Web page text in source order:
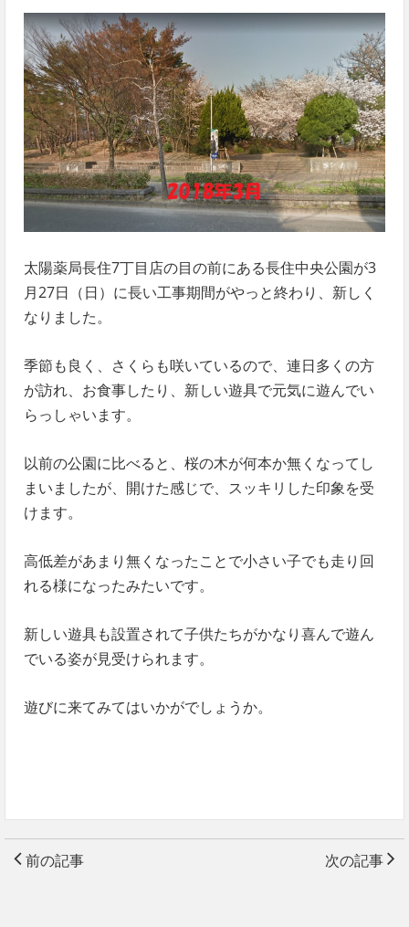
太陽薬局長住7丁目店の目の前にある長住中央公園が3
月27日（日）に長い工事期間がやっと終わり、新しく
なりました。
季節も良く、さくらも咲いているので、連日多くの方
が訪れ、お食事したり、新しい遊具で元気に遊んでい
らっしゃいます。
以前の公園に比べると、桜の木が何本か無くなってし
まいましたが、開けた感じで、スッキリした印象を受
けます。
高低差があまり無くなったことで小さい子でも走り回
れる様になったみたいです。
新しい遊具も設置されて子供たちがかなり喜んで遊ん
でいる姿が見受けられます。
遊びに来てみてはいかがでしょうか。
前の記事 次の記事